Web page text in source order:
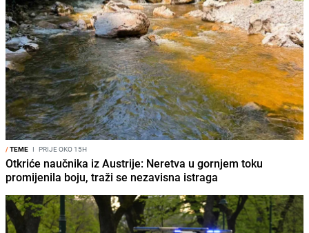
/TEME I PRIJE OKO 15H
Otkriće naučnika iz Austrije: Neretva u gornjem toku
promijenila boju, traži se nezavisna istraga